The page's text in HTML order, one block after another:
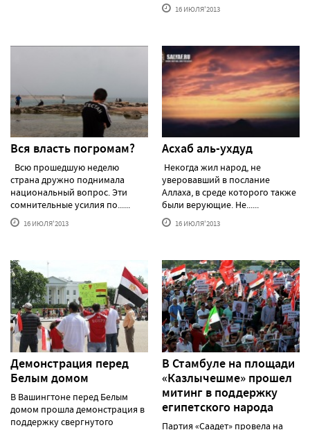
16 ИЮЛЯ'2013
Вся власть погромам?
Всю прошедшую неделю
страна дружно поднимала
национальный вопрос. Эти
сомнительные усилия по......
16 ИЮЛЯ'2013
Асхаб аль-ухдуд
Некогда жил народ, не
уверовавший в послание
Аллаха, в среде которого также
были верующие. Не......
16 ИЮЛЯ'2013
Демонстрация перед
Белым домом
В Вашингтоне перед Белым
домом прошла демонстрация в
поддержку свергнутого
В Стамбуле на площади
«Казлычешме» прошел
митинг в поддержку
египетского народа
Партия «Саадет» провела на